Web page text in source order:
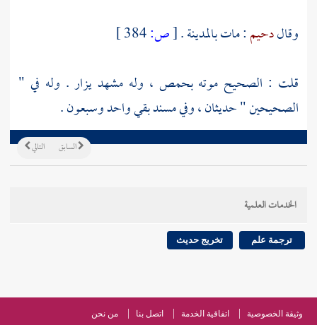
وقالدحيم: ماتبالمدينة.
[ص:
قلت : الصحيح موتهبحمص ، وله مشهد يزار . وله في "
الصحيحين " حديثان ، وفي مسندبقيواحد وسبعون .
التالي السابق
الخدمات العلمية
ترجمة علم تخريج حديث
وثيقة الخصوصية اتفاقية الخدمة اتصل بنا من نحن